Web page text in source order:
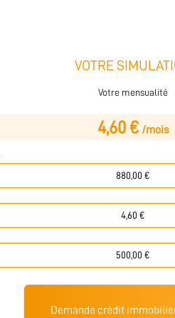
VOTRE
Votre mensualité
4,60 € /mois
Demande crédit